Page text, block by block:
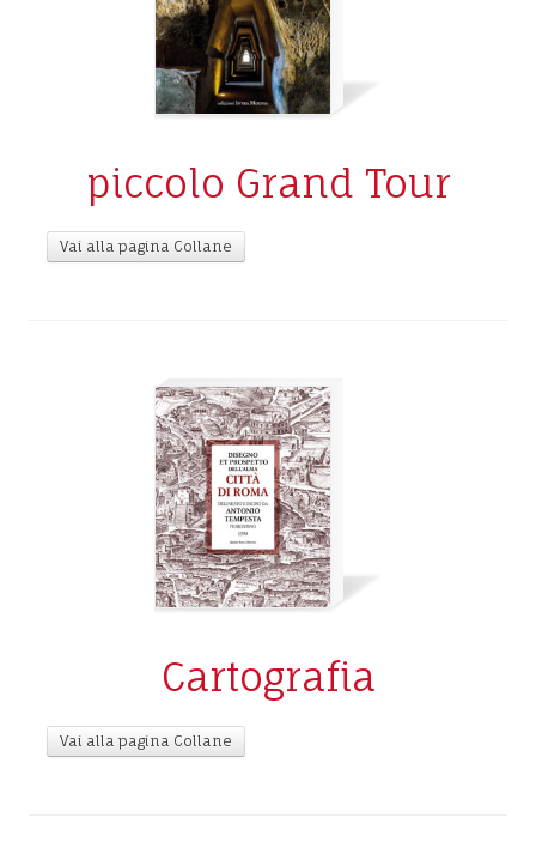
piccolo Grand Tour
Vai alla pagina Collane
Cartografia
Vai alla pagina Collane